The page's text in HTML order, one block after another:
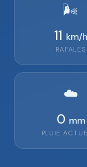
🌬️
11 km/h
RAFALES
☁️
0 mm
PLUIE